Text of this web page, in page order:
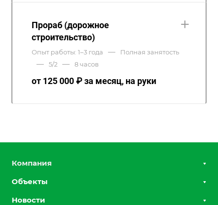
Прораб (дорожное
строительство)
Опыт работы: 1–3 года — Полная занятость
— 5/2 — 8 часов
от 125 000 ₽ за месяц, на руки
Компания
О компании
Объекты
Дорожные работы
Новости